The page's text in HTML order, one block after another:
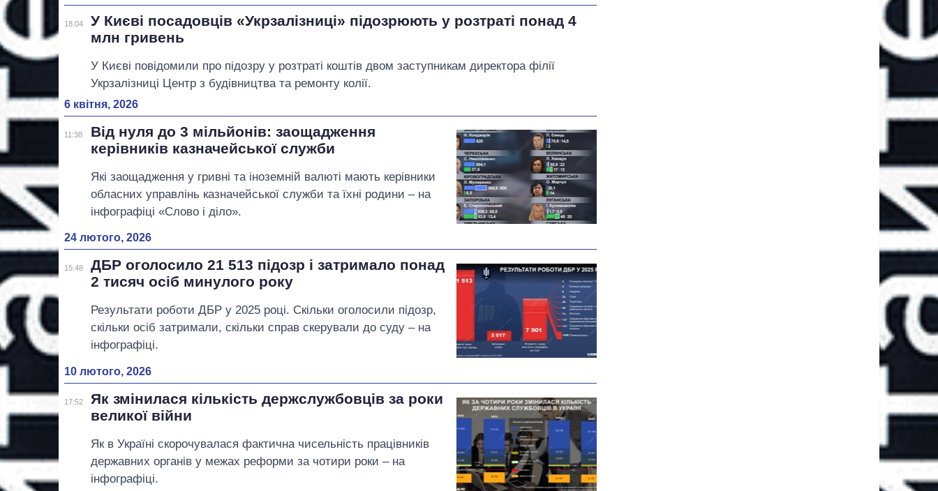
18:04
У Києві посадовців «Укрзалізниці» підозрюють у розтраті понад 4
млн гривень
У Києві повідомили про підозру у розтраті коштів двом заступникам директора філії
Укрзалізниці Центр з будівництва та ремонту колії.
6 квітня, 2026
11:38
Від нуля до 3 мільйонів: заощадження
керівників казначейської служби
Які заощадження у гривні та іноземній валюті мають керівники
обласних управлінь казначейської служби та їхні родини – на
інфографіці «Слово і діло».
24 лютого, 2026
15:48
ДБР оголосило 21 513 підозр і затримало понад
2 тисяч осіб минулого року
Результати роботи ДБР у 2025 році. Скільки оголосили підозр,
скільки осіб затримали, скільки справ скерували до суду – на
інфографіці.
10 лютого, 2026
17:52
Як змінилася кількість держслужбовців за роки
великої війни
Як в Україні скорочувалася фактична чисельність працівників
державних органів у межах реформи за чотири роки – на
інфографіці.